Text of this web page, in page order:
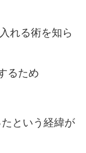
れる術を知ら
るため
という経緯が